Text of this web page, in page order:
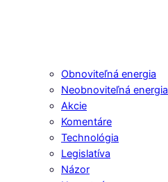
Obnoviteľná energia
Neobnoviteľná energia
Akcie
Komentáre
Technológia
Legislatíva
Názor